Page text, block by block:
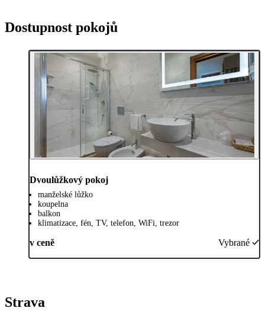
Dostupnost pokojů
Dvoulůžkový pokoj
manželské lůžko
koupelna
balkon
klimatizace, fén, TV, telefon, WiFi, trezor
v ceně Vybrané
Strava